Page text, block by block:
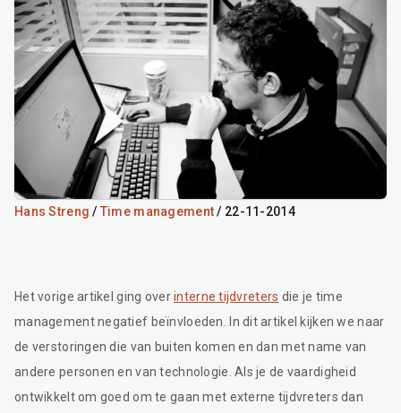
Inschrijven
Hans Streng / Time management/ 22-11-2014
Het vorige artikel ging overinterne tijdvreters die je time
management negatief beïnvloeden. In dit artikel kijken we naar
de verstoringen die van buiten komen en dan met name van
andere personen en van technologie. Als je de vaardigheid
ontwikkelt om goed om te gaan met externe tijdvreters dan